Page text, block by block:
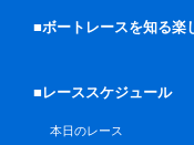
■ボートレースを知る楽
■レーススケジュール
本日のレース